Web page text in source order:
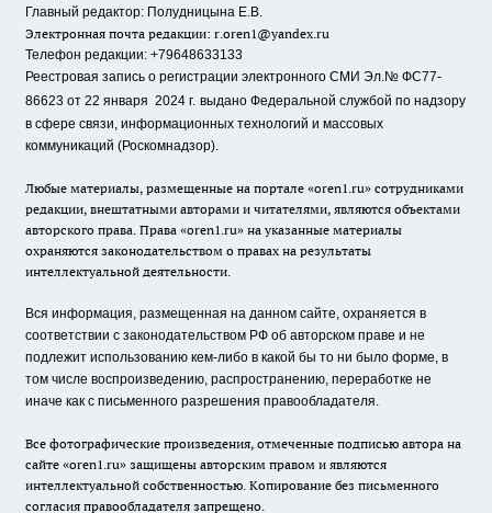
Главный редактор: Полудницына Е.В.
Электронная почта редакции: r.oren1@yandex.ru
Телефон редакции: +79648633133
Реестровая запись о регистрации электронного СМИ Эл.№ ФС77-
86623 от 22 января 2024 г. выдано Федеральной службой по надзору
в сфере связи, информационных технологий и массовых
коммуникаций (Роскомнадзор).
Любые материалы, размещенные на портале «oren1.ru» сотрудниками
редакции, внештатными авторами и читателями, являются объектами
авторского права. Права «oren1.ru» на указанные материалы
охраняются законодательством о правах на результаты
интеллектуальной деятельности.
Вся информация, размещенная на данном сайте, охраняется в
соответствии с законодательством РФ об авторском праве и не
подлежит использованию кем-либо в какой бы то ни было форме, в
том числе воспроизведению, распространению, переработке не
иначе как с письменного разрешения правообладателя.
Все фотографические произведения, отмеченные подписью автора на
сайте «oren1.ru» защищены авторским правом и являются
интеллектуальной собственностью. Копирование без письменного
согласия правообладателя запрещено.